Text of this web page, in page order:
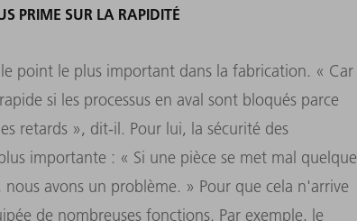
PRIME SUR LA RAPIDITÉ
point le plus important dans la fabrication. « Car
si les processus en aval sont bloqués parce
retards », dit-il. Pour lui, la sécurité des
importante : « Si une pièce se met mal quelque
avons un problème. » Pour que cela n'arrive
de nombreuses fonctions. Par exemple, le